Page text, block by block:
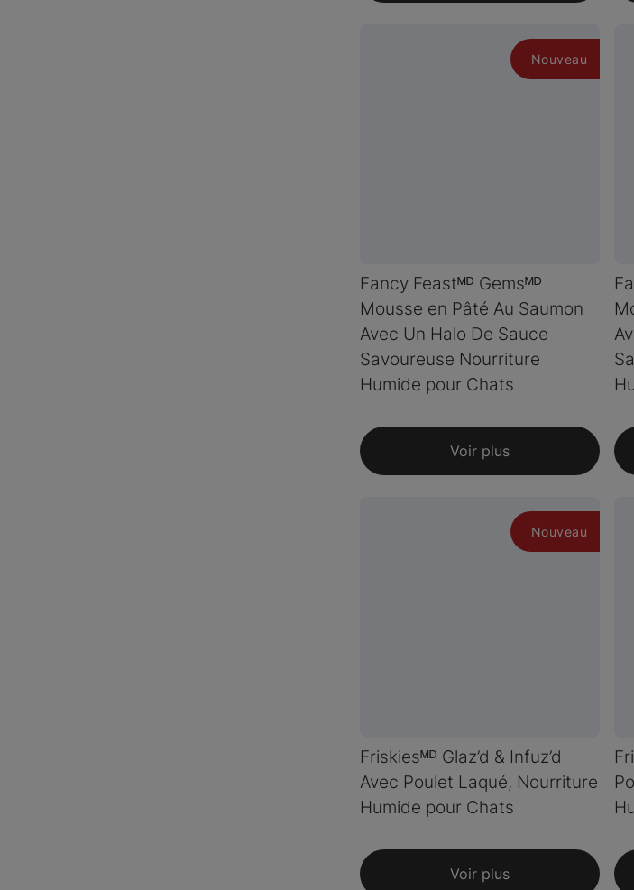
Nouveau
Fancy Feastᴹᴰ Gemsᴹᴰ
Mousse en Pâté Au Saumon
Avec Un Halo De Sauce
Savoureuse Nourriture
Humide pour Chats
Voir plus
Nouveau
Friskiesᴹᴰ Glaz’d & Infuz’d
Avec Poulet Laqué, Nourriture
Humide pour Chats
Voir plus